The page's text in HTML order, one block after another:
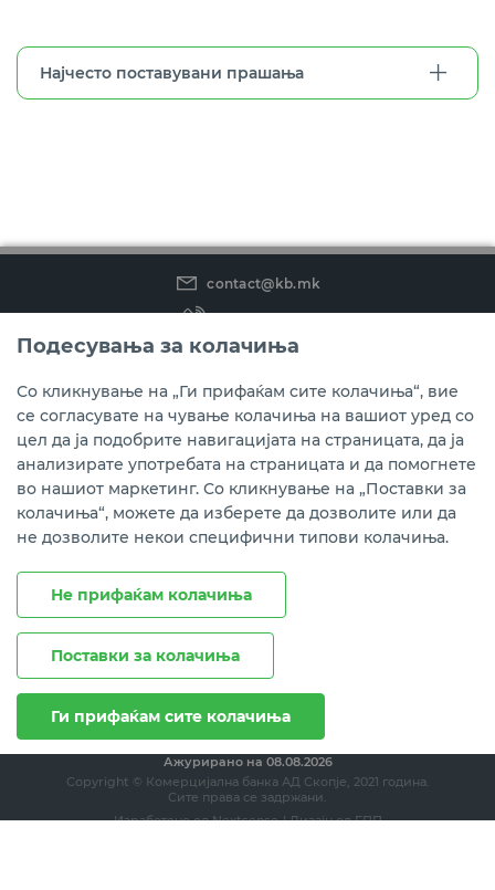
Најчесто поставувани прашања
contact@kb.mk
(02) 3 296 800
Instagram
LinkedIn
Youtube
Преземете ја мобилната апликација мБанка.
Политика за колачиња
Ажурирано на 08.08.2026
Copyright © Комерцијална банка АД Скопје, 2021 година.
Сите права се задржани.
Изработено одNextsense | Дизајн одЕПП
Подесувања за колачиња
Со кликнување на „Ги прифаќам сите колачиња“, вие
се согласувате на чување колачиња на вашиот уред со
цел да ја подобрите навигацијата на страницата, да ја
анализирате употребата на страницата и да помогнете
во нашиот маркетинг. Со кликнување на „Поставки за
колачиња“, можете да изберете да дозволите или да
не дозволите некои специфични типови колачиња.
Не прифаќам колачиња
Поставки за колачиња
Ги прифаќам сите колачиња